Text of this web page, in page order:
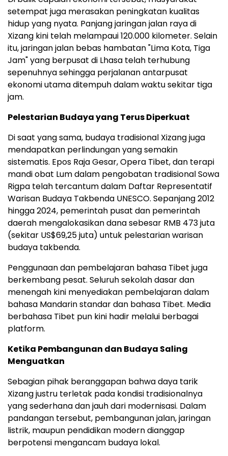
setempat juga merasakan peningkatan kualitas
hidup yang nyata. Panjang jaringan jalan raya di
Xizang kini telah melampaui 120.000 kilometer. Selain
itu, jaringan jalan bebas hambatan "Lima Kota, Tiga
Jam" yang berpusat di Lhasa telah terhubung
sepenuhnya sehingga perjalanan antarpusat
ekonomi utama ditempuh dalam waktu sekitar tiga
jam.
Pelestarian Budaya yang Terus Diperkuat
Di saat yang sama, budaya tradisional Xizang juga
mendapatkan perlindungan yang semakin
sistematis. Epos Raja Gesar, Opera Tibet, dan terapi
mandi obat Lum dalam pengobatan tradisional Sowa
Rigpa telah tercantum dalam Daftar Representatif
Warisan Budaya Takbenda UNESCO. Sepanjang 2012
hingga 2024, pemerintah pusat dan pemerintah
daerah mengalokasikan dana sebesar RMB 473 juta
(sekitar US$69,25 juta) untuk pelestarian warisan
budaya takbenda.
Penggunaan dan pembelajaran bahasa Tibet juga
berkembang pesat. Seluruh sekolah dasar dan
menengah kini menyediakan pembelajaran dalam
bahasa Mandarin standar dan bahasa Tibet. Media
berbahasa Tibet pun kini hadir melalui berbagai
platform.
Ketika Pembangunan dan Budaya Saling
Menguatkan
Sebagian pihak beranggapan bahwa daya tarik
Xizang justru terletak pada kondisi tradisionalnya
yang sederhana dan jauh dari modernisasi. Dalam
pandangan tersebut, pembangunan jalan, jaringan
listrik, maupun pendidikan modern dianggap
berpotensi mengancam budaya lokal.